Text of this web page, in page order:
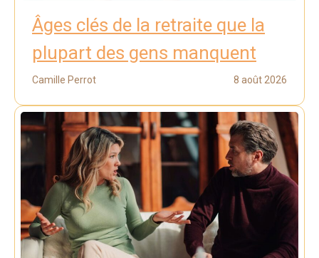
Âges clés de la retraite que la
plupart des gens manquent
Camille Perrot 8 août 2026